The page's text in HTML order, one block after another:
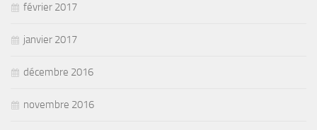
février 2017
janvier 2017
décembre 2016
novembre 2016